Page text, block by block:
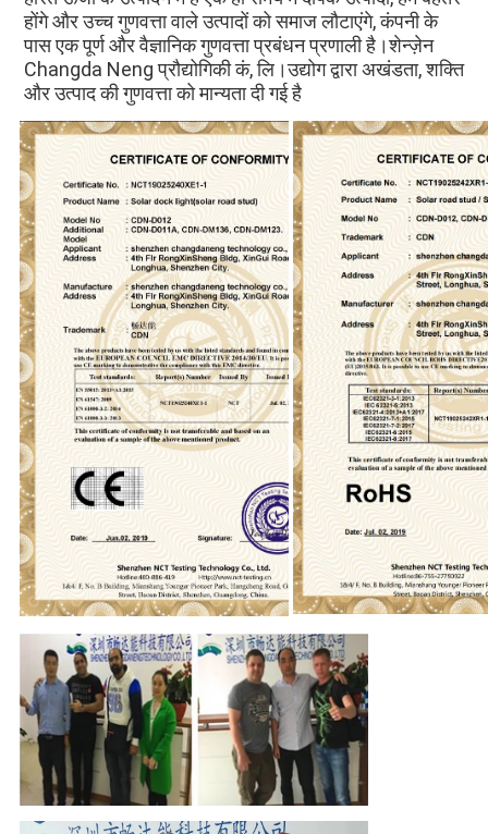
होंगे और उच्च गुणवत्ता वाले उत्पादों को समाज लौटाएंगे, कंपनी के
पास एक पूर्ण और वैज्ञानिक गुणवत्ता प्रबंधन प्रणाली है।शेन्ज़ेन
Changda Neng प्रौद्योगिकी कं, लि।उद्योग द्वारा अखंडता, शक्ति
और उत्पाद की गुणवत्ता को मान्यता दी गई है